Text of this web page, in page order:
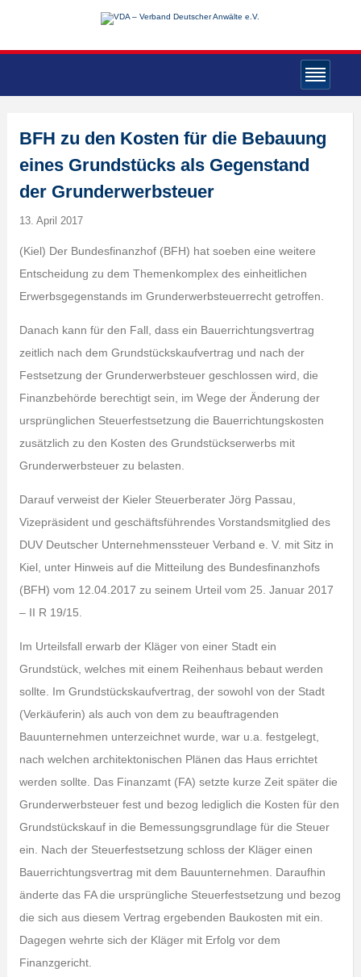
BFH zu den Kosten für die Bebauung
eines Grundstücks als Gegenstand
der Grunderwerbsteuer
13. April 2017
(Kiel) Der Bundesfinanzhof (BFH) hat soeben eine weitere
Entscheidung zu dem Themenkomplex des einheitlichen
Erwerbsgegenstands im Grunderwerbsteuerrecht getroffen.
Danach kann für den Fall, dass ein Bauerrichtungsvertrag
zeitlich nach dem Grundstückskaufvertrag und nach der
Festsetzung der Grunderwerbsteuer geschlossen wird, die
Finanzbehörde berechtigt sein, im Wege der Änderung der
ursprünglichen Steuerfestsetzung die Bauerrichtungskosten
zusätzlich zu den Kosten des Grundstückserwerbs mit
Grunderwerbsteuer zu belasten.
Darauf verweist der Kieler Steuerberater Jörg Passau,
Vizepräsident und geschäftsführendes Vorstandsmitglied des
DUV Deutscher Unternehmenssteuer Verband e. V. mit Sitz in
Kiel, unter Hinweis auf die Mitteilung des Bundesfinanzhofs
(BFH) vom 12.04.2017 zu seinem Urteil vom 25. Januar 2017
– II R 19/15.
Im Urteilsfall erwarb der Kläger von einer Stadt ein
Grundstück, welches mit einem Reihenhaus bebaut werden
sollte. Im Grundstückskaufvertrag, der sowohl von der Stadt
(Verkäuferin) als auch von dem zu beauftragenden
Bauunternehmen unterzeichnet wurde, war u.a. festgelegt,
nach welchen architektonischen Plänen das Haus errichtet
werden sollte. Das Finanzamt (FA) setzte kurze Zeit später die
Grunderwerbsteuer fest und bezog lediglich die Kosten für den
Grundstückskauf in die Bemessungsgrundlage für die Steuer
ein. Nach der Steuerfestsetzung schloss der Kläger einen
Bauerrichtungsvertrag mit dem Bauunternehmen. Daraufhin
änderte das FA die ursprüngliche Steuerfestsetzung und bezog
die sich aus diesem Vertrag ergebenden Baukosten mit ein.
Dagegen wehrte sich der Kläger mit Erfolg vor dem
Finanzgericht.